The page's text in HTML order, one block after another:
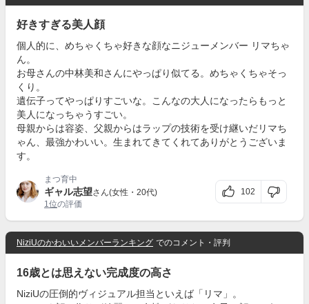
好きすぎる美人顔
個人的に、めちゃくちゃ好きな顔なニジューメンバー リマちゃ
ん。
お母さんの中林美和さんにやっぱり似てる。めちゃくちゃそっ
くり。
遺伝子ってやっぱりすごいな。こんなの大人になったらもっと
美人になっちゃうすごい。
母親からは容姿、父親からはラップの技術を受け継いだリマち
ゃん、最強かわいい。生まれてきてくれてありがとうございま
す。
まつ育中
ギャル志望さん(女性・20代)
1位の評価
102
NiziUのかわいいメンバーランキング でのコメント・評判
16歳とは思えない完成度の高さ
NiziUの圧倒的ヴィジュアル担当といえば「リマ」。